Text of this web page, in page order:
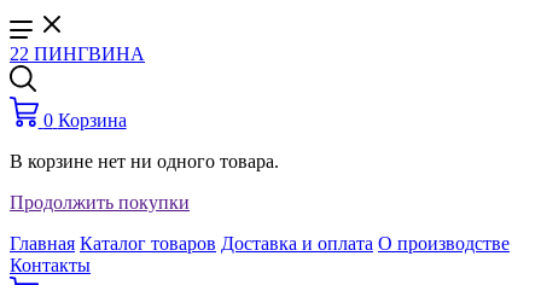
22 ПИНГВИНА
0 Корзина
В корзине нет ни одного товара.
Продолжить покупки
Главная Каталог товаров Доставка и оплата О производстве
Контакты